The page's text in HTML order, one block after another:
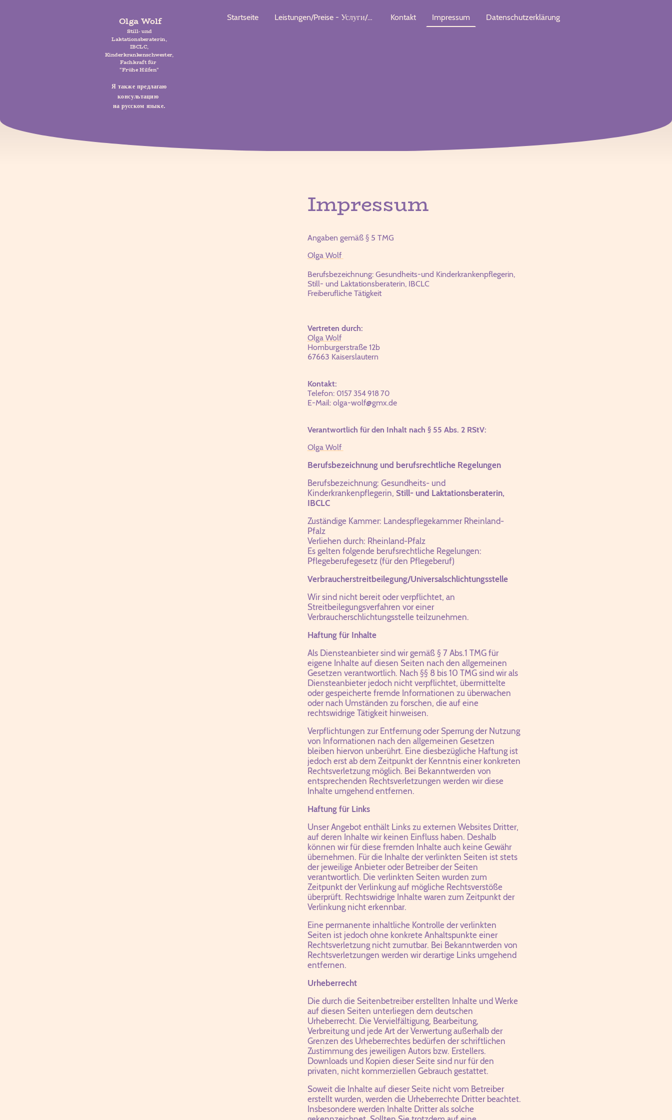
Olga Wolf
Still- und
Laktationsberaterin,
IBCLC,
Kinderkrankenschwester,
Fachkraft für
"Frühe Hilfen"
Я также предлагаю
консультацию
на русском языке.
Startseite Leistungen/Preise - Услуги/Цены Kontakt Impressum Datenschutzerklärung
Impressum
Angaben gemäß § 5 TMG
Olga Wolf
Berufsbezeichnung: Gesundheits-und Kinderkrankenpflegerin,
Still- und Laktationsberaterin, IBCLC
Freiberufliche Tätigkeit
Vertreten durch:
Olga Wolf
Homburgerstraße 12b
67663 Kaiserslautern
Kontakt:
Telefon: 0157 354 918 70
E-Mail: olga-wolf@gmx.de
Verantwortlich für den Inhalt nach § 55 Abs. 2 RStV:
Olga Wolf
Berufsbezeichnung und berufsrechtliche Regelungen
Berufsbezeichnung: Gesundheits- und
Kinderkrankenpflegerin, Still- und Laktationsberaterin,
IBCLC
Zuständige Kammer: Landespflegekammer Rheinland-
Pfalz
Verliehen durch: Rheinland-Pfalz
Es gelten folgende berufsrechtliche Regelungen:
Pflegeberufegesetz (für den Pflegeberuf)
Verbraucherstreitbeilegung/Universalschlichtungsstelle
Wir sind nicht bereit oder verpflichtet, an
Streitbeilegungsverfahren vor einer
Verbraucherschlichtungsstelle teilzunehmen.
Haftung für Inhalte
Als Diensteanbieter sind wir gemäß § 7 Abs.1 TMG für
eigene Inhalte auf diesen Seiten nach den allgemeinen
Gesetzen verantwortlich. Nach §§ 8 bis 10 TMG sind wir als
Diensteanbieter jedoch nicht verpflichtet, übermittelte
oder gespeicherte fremde Informationen zu überwachen
oder nach Umständen zu forschen, die auf eine
rechtswidrige Tätigkeit hinweisen.
Verpflichtungen zur Entfernung oder Sperrung der Nutzung
von Informationen nach den allgemeinen Gesetzen
bleiben hiervon unberührt. Eine diesbezügliche Haftung ist
jedoch erst ab dem Zeitpunkt der Kenntnis einer konkreten
Rechtsverletzung möglich. Bei Bekanntwerden von
entsprechenden Rechtsverletzungen werden wir diese
Inhalte umgehend entfernen.
Haftung für Links
Unser Angebot enthält Links zu externen Websites Dritter,
auf deren Inhalte wir keinen Einfluss haben. Deshalb
können wir für diese fremden Inhalte auch keine Gewähr
übernehmen. Für die Inhalte der verlinkten Seiten ist stets
der jeweilige Anbieter oder Betreiber der Seiten
verantwortlich. Die verlinkten Seiten wurden zum
Zeitpunkt der Verlinkung auf mögliche Rechtsverstöße
überprüft. Rechtswidrige Inhalte waren zum Zeitpunkt der
Verlinkung nicht erkennbar.
Eine permanente inhaltliche Kontrolle der verlinkten
Seiten ist jedoch ohne konkrete Anhaltspunkte einer
Rechtsverletzung nicht zumutbar. Bei Bekanntwerden von
Rechtsverletzungen werden wir derartige Links umgehend
entfernen.
Urheberrecht
Die durch die Seitenbetreiber erstellten Inhalte und Werke
auf diesen Seiten unterliegen dem deutschen
Urheberrecht. Die Vervielfältigung, Bearbeitung,
Verbreitung und jede Art der Verwertung außerhalb der
Grenzen des Urheberrechtes bedürfen der schriftlichen
Zustimmung des jeweiligen Autors bzw. Erstellers.
Downloads und Kopien dieser Seite sind nur für den
privaten, nicht kommerziellen Gebrauch gestattet.
Soweit die Inhalte auf dieser Seite nicht vom Betreiber
erstellt wurden, werden die Urheberrechte Dritter beachtet.
Insbesondere werden Inhalte Dritter als solche